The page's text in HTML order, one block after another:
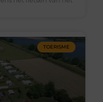
TOERISME